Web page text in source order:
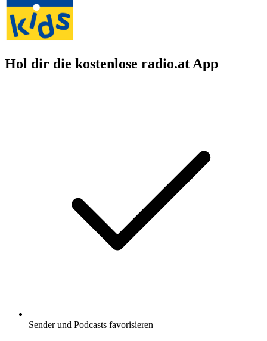
Hol dir die kostenlose radio.at App
Sender und Podcasts favorisieren